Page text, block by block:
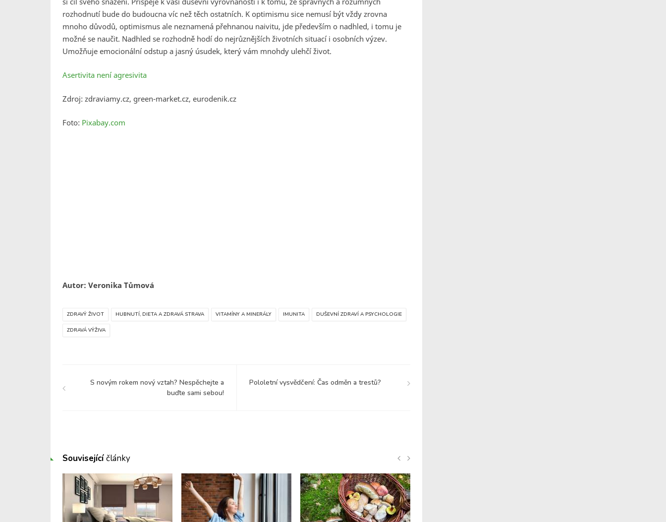
rozhodnutí bude do budoucna víc než těch ostatních. K optimismu sice nemusí být vždy zrovna
mnoho důvodů, optimismus ale neznamená přehnanou naivitu, jde především o nadhled, i tomu je
možné se naučit. Nadhled se rozhodně hodí do nejrůznějších životních situací i osobních výzev.
Umožňuje emocionální odstup a jasný úsudek, který vám mnohdy ulehčí život.
Asertivita není agresivita
Zdroj: zdraviamy.cz, green-market.cz, eurodenik.cz
Foto: Pixabay.com
Autor: Veronika Tůmová
ZDRAVÝ ŽIVOT HUBNUTÍ, DIETA A ZDRAVÁ STRAVA VITAMÍNY A MINERÁLY IMUNITA DUŠEVNÍ ZDRAVÍ A PSYCHOLOGIE
ZDRAVÁ VÝŽIVA
S novým rokem nový vztah? Nespěchejte a
buďte sami sebou!
Pololetní vysvědčení: Čas odměn a trestů?
Souvisejícíčlánky